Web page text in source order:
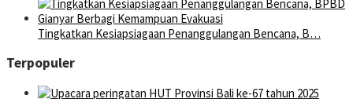
Tingkatkan Kesiapsiagaan Penanggulangan Bencana, B…
Terpopuler